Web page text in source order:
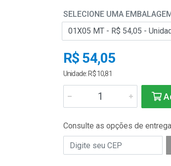
SELECIONE UMA
R$ 54,05
Unidade: R$ 10,81
Consulte as opções de entrega